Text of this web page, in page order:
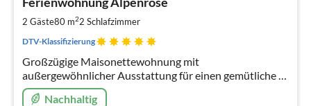
2 Gäste80 m22 Schlafzimmer
DTV-Klassifizierung
Großzügige Maisonettewohnung mit
außergewöhnlicher Ausstattung für einen gemütliche n
Urlaub zu zweit..
Nachhaltig